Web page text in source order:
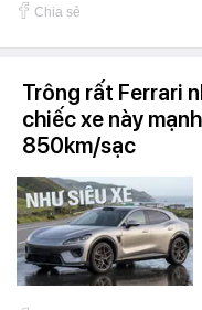
Chia sẻ
Trông rất Ferrari
chiếc xe này
850km/sạc